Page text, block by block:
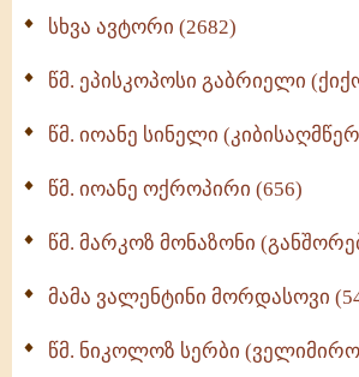
ნაწილი II (369)
სხვა ავტორი (2682)
წმ. ეპისკოპოსი გაბრიელი
წმ. იოანე სინელი
წმ. იოანე ოქროპირი (656)
წმ. მარკოზ მონაზონი
მამა ვალენტინი მორდასოვი
წმ. ნიკოლოზ სერბი